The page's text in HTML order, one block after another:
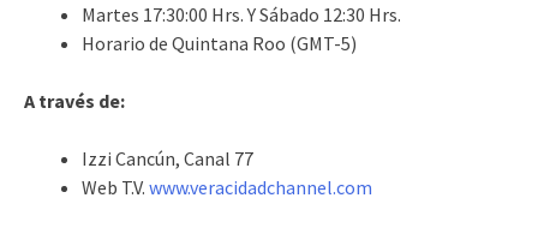
Martes 17:30:00 Hrs. Y Sábado 12:30 Hrs.
Horario de Quintana Roo (GMT-5)
A través de:
Izzi Cancún, Canal 77
Web T.V. www.veracidadchannel.com